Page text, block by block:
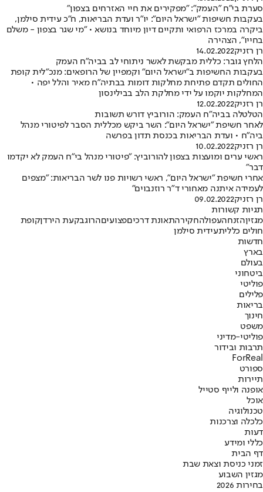
סערת בי"ח "העמק": "מפקירים את חיי האזרחים בצפון"
בעקבות חשיפות "ישראל היום": יו"ר ועדת הבריאות, ח"כ עידית סילמן,
ביקרה במרכז הרפואי ותקיים דיון מיוחד בנושא • "מי שגר בצפון - משלם
בחייו", הצהירה
רן רזניק14.02.2022
הלחץ גובר: כללית מבקשת לאשר ניתוחי לב בביה"ח העמק
בעקבות החשיפות ב"ישראל היום" וקמפיין של הרופאים: מנכ"לית קופת
החולים תקדם פתיחת מחלקות דומות בבתיה"ח מאיר והלל יפה •
המחלקות יוקמו על ידי מחלקת הלב בבילינסון
רן רזניק12.02.2022
הטלטלה בביה"ח העמק: הורוביץ דורש תשובות
לאחר חשיפת "ישראל היום": השר ביקש מכללית הסבר לפיטורי מנהל
ביה"ח • ועדת הבריאות בכנסת תדון בפרשה
רן רזניק10.02.2022
ראשי ערים ומועצות בצפון להורוביץ: "פיטורי מנהל בי"ח העמק לא יקדמו
דבר"
אחרי חשיפת "ישראל היום", ראשי רשויות פנו לשר הבריאות: "מצפים
לעמידה איתנה מאחורי ד"ר רוזנבוים"
רן רזניק09.02.2022
תגיות קשורות
מגזיןהזנחהעפולהחקירהתאונת דרכיםפצועיםהרוגבקעת הירדןקופת
חולים כלליתעידית סילמן
חדשות
בארץ
בעולם
ביטחוני
פוליטי
פלילים
בריאות
חינוך
משפט
פוליטי-מדיני
תרבות ובידור
ForReal
ספורט
תיירות
אופנה ולייף סטייל
אוכל
טכנולוגיה
כלכלה וצרכנות
דעות
כללי ומידע
דף הבית
זמני כניסת וצאת שבת
מגזין השבוע
בחירות 2026